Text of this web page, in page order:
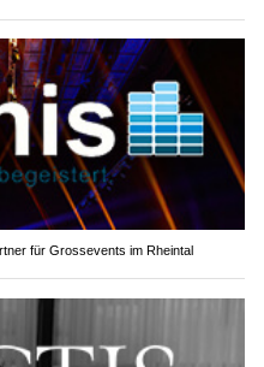
für Grossevents im Rheintal